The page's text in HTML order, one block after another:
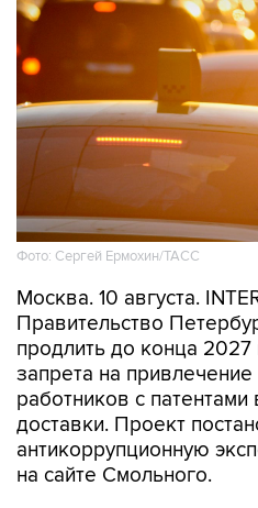
Фото: Сергей Ермохин/ТАСС
Москва. 10 августа.
Правительство
продлить до конца 2027
запрета на
работников с
доставки. Проект
антикоррупционную
на сайте Смольного.